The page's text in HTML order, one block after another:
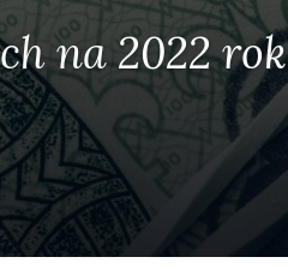
na 2022 rok